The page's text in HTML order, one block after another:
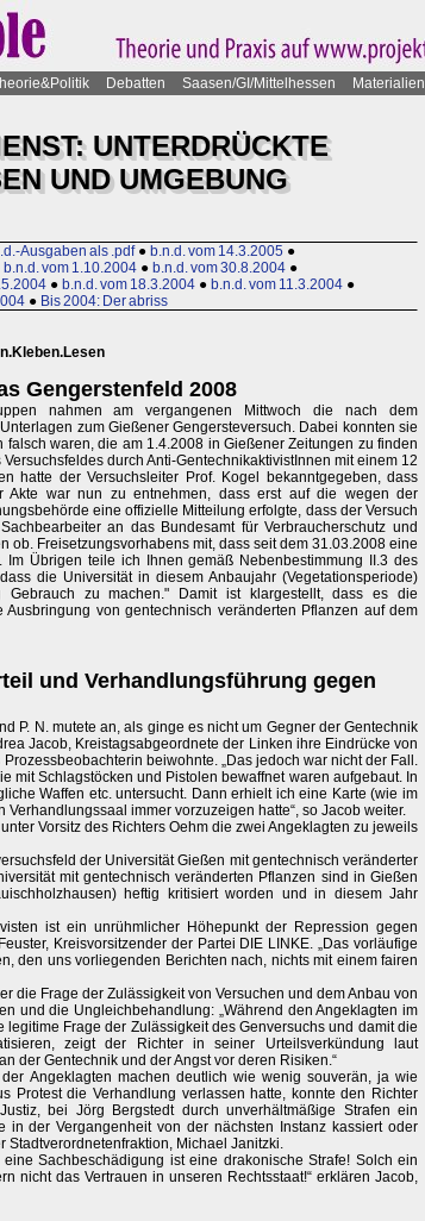
Debatten Saasen/GI/Mittelhessen Materialien
UNTERDRÜCKTE
UND UMGEBUNG
Ausgaben als .pdf ● b.n.d. vom 14.3.2005 ●
b.n.d. vom 1.10.2004 ● b.n.d. vom 30.8.2004 ●
● b.n.d. vom 18.3.2004 ● b.n.d. vom 11.3.2004 ●
● Bis 2004: Der abriss
Gengerstenfeld 2008
nahmen am vergangenen Mittwoch die nach dem
zum Gießener Gengersteversuch. Dabei konnten sie
waren, die am 1.4.2008 in Gießener Zeitungen zu finden
durch Anti-GentechnikaktivistInnen mit einem 12
hatte der Versuchsleiter Prof. Kogel bekanntgegeben, dass
Akte war nun zu entnehmen, dass erst auf die wegen der
eine offizielle Mitteilung erfolgte, dass der Versuch
an das Bundesamt für Verbraucherschutz und
ob. Freisetzungsvorhabens mit, dass seit dem 31.03.2008 eine
Übrigen teile ich Ihnen gemäß Nebenbestimmung II.3 des
die Universität in diesem Anbaujahr (Vegetationsperiode)
Gebrauch zu machen." Damit ist klargestellt, dass es die
von gentechnisch veränderten Pflanzen auf dem
und Verhandlungsführung gegen
P. N. mutete an, als ginge es nicht um Gegner der Gentechnik
Jacob, Kreistagsabgeordnete der Linken ihre Eindrücke von
beiwohnte. „Das jedoch war nicht der Fall.
mit Schlagstöcken und Pistolen bewaffnet waren aufgebaut. In
Waffen etc. untersucht. Dann erhielt ich eine Karte (wie im
immer vorzuzeigen hatte“, so Jacob weiter.
Vorsitz des Richters Oehm die zwei Angeklagten zu jeweils
der Universität Gießen mit gentechnisch veränderter
mit gentechnisch veränderten Pflanzen sind in Gießen
heftig kritisiert worden und in diesem Jahr
ist ein unrühmlicher Höhepunkt der Repression gegen
Kreisvorsitzender der Partei DIE LINKE. „Das vorläufige
den uns vorliegenden Berichten nach, nichts mit einem fairen
die Frage der Zulässigkeit von Versuchen und dem Anbau von
und die Ungleichbehandlung: „Während den Angeklagten im
Frage der Zulässigkeit des Genversuchs und damit die
zeigt der Richter in seiner Urteilsverkündung laut
der Gentechnik und der Angst vor deren Risiken.“
Angeklagten machen deutlich wie wenig souverän, ja wie
Protest die Verhandlung verlassen hatte, konnte den Richter
bei Jörg Bergstedt durch unverhältmäßige Strafen ein
der Vergangenheit von der nächsten Instanz kassiert oder
Stadtverordnetenfraktion, Michael Janitzki.
Sachbeschädigung ist eine drakonische Strafe! Solch ein
nicht das Vertrauen in unseren Rechtsstaat!“ erklären Jacob,